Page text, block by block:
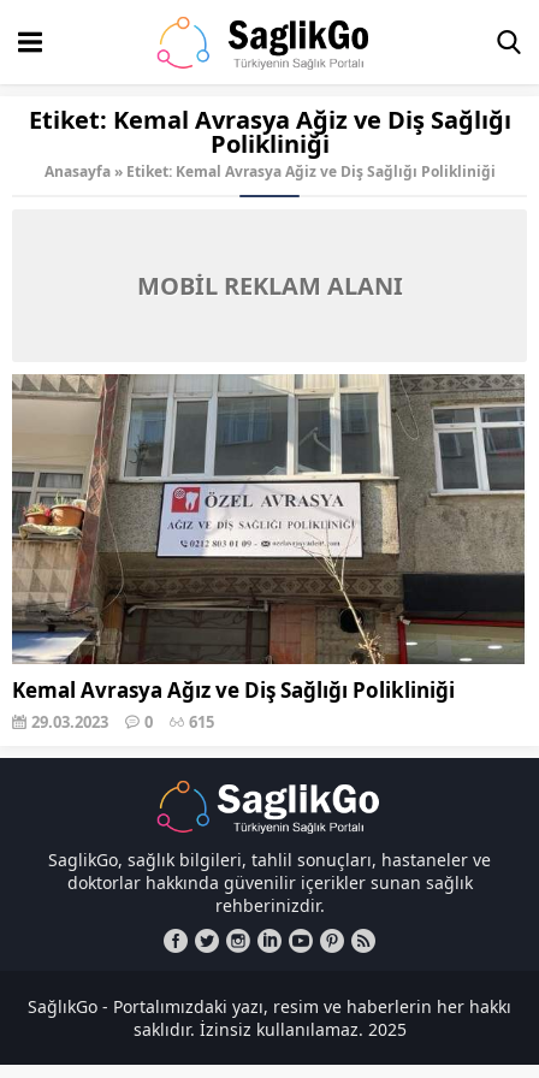
Etiket: Kemal Avrasya Ağiz ve Diş Sağlığı
Polikliniği
Anasayfa » Etiket: Kemal Avrasya Ağiz ve Diş Sağlığı Polikliniği
MOBİL REKLAM ALANI
Kemal Avrasya Ağız ve Diş Sağlığı Polikliniği
29.03.2023 0 615
SaglikGo, sağlık bilgileri, tahlil sonuçları, hastaneler ve
doktorlar hakkında güvenilir içerikler sunan sağlık
rehberinizdir.
SağlıkGo - Portalımızdaki yazı, resim ve haberlerin her hakkı
saklıdır. İzinsiz kullanılamaz. 2025